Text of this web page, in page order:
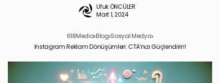
Ufuk ÖNCÜLER
Mart 1, 2024
618Media›Blog›Sosyal Medya›
Instagram Reklam Dönüşümleri: CTA’nızı Güçlendirin!